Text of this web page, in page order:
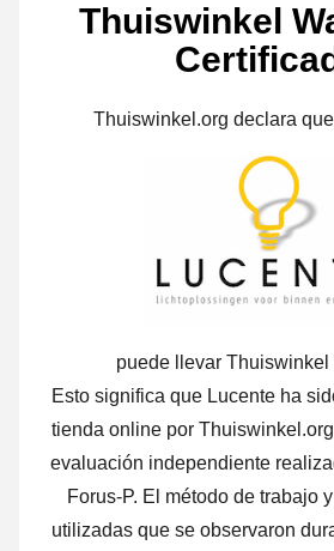
Thuiswinkel
Thuiswinkel.org declara
puede llevar Thuiswinkel
Esto significa que Lucente ha
tienda online por
evaluación independiente
Forus-P. El método de trabajo
utilizadas que se observaron